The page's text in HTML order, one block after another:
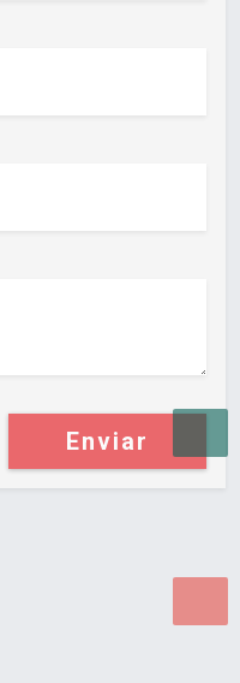
Enviar